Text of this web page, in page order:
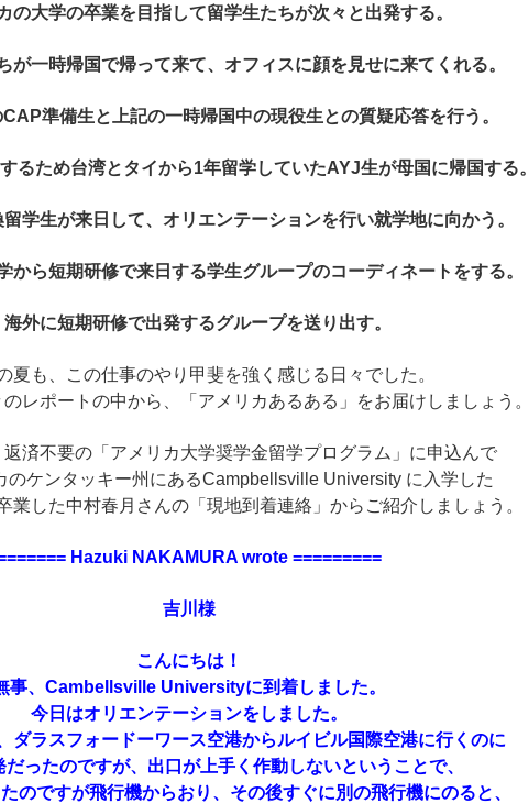
の大学の卒業を目指して留学生たちが次々と出発する。
が一時帰国で帰って来て、オフィスに顔を見せに来てくれる。
CAP準備生と上記の一時帰国中の現役生との質疑応答を行う。
るため台湾とタイから1年留学していたAYJ生が母国に帰国する。
留学生が来日して、オリエンテーションを行い就学地に向かう。
から短期研修で来日する学生グループのコーディネートをする。
海外に短期研修で出発するグループを送り出す。
夏も、この仕事のやり甲斐を強く感じる日々でした。
レポートの中から、「アメリカあるある」をお届けしましょう。
済不要の「アメリカ大学奨学金留学プログラム」に申込んで
のケンタッキー州にあるCampbellsville University に入学した
業した中村春月さんの「現地到着連絡」からご紹介しましょう。
Hazuki NAKAMURA wrote =========
吉川様
こんにちは！
事、Cambellsville Universityに到着しました。
今日はオリエンテーションをしました。
ダラスフォードーワース空港からルイビル国際空港に行くのに
ったのですが、 出口が上手く作動しないということで、
のですが飛行機からおり、 その後すぐに別の飛行機にのると、